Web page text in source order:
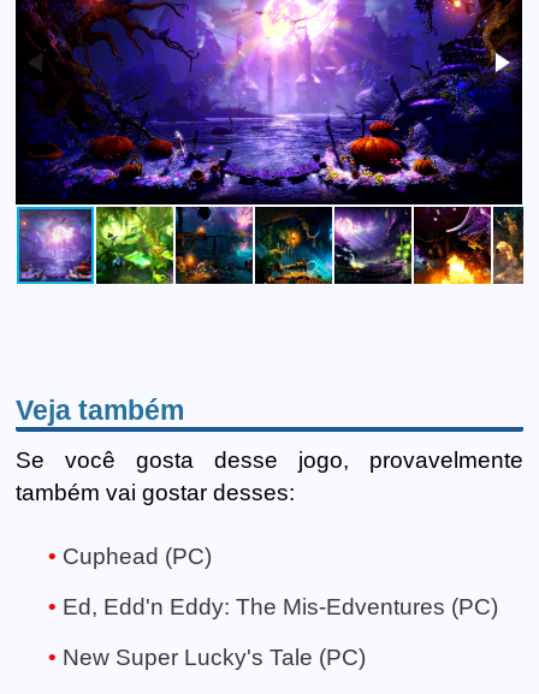
Veja também
Se você gosta desse jogo, provavelmente
também vai gostar desses:
Cuphead (PC)
Ed, Edd'n Eddy: The Mis-Edventures (PC)
New Super Lucky's Tale (PC)